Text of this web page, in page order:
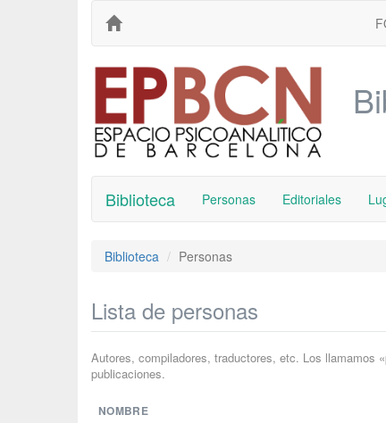
Biblioteca Personas Editoriales
Biblioteca Personas
Lista de personas
Autores, compiladores, traductores, etc. Los llamamos
publicaciones.
NOMBRE